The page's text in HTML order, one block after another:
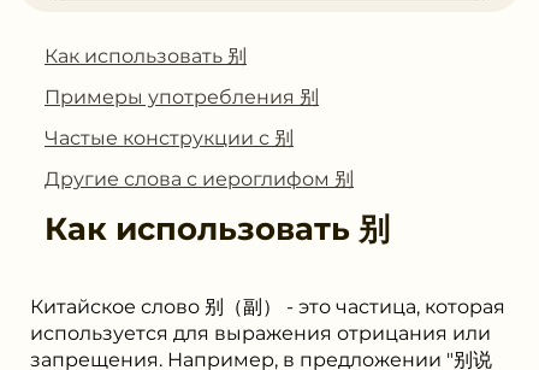
Как использовать 别
Примеры употребления 别
Частые конструкции с 别
Другие слова с иероглифом 别
Как использовать 别
Китайское слово 别（副） - это частица, которая
используется для выражения отрицания или
запрещения. Например, в предложении "别说